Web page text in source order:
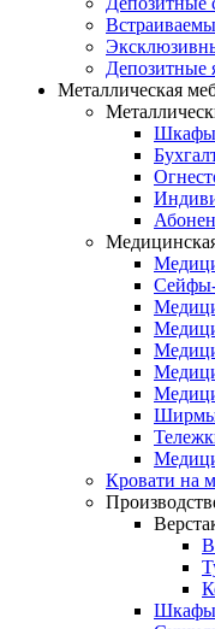
Депозитные
Металлическая
Шкафы
Сейфы-
Ширмы
Кровати на
Шкафы